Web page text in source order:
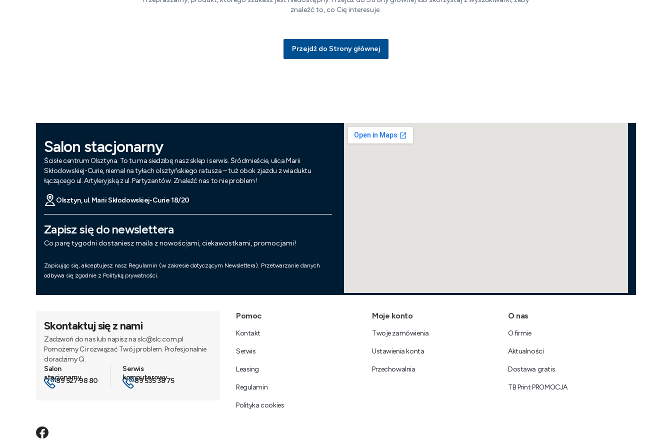
znaleźć to, co Cię interesuje.
Przejdź do Strony głównej
Salon stacjonarny
Ścisłe centrum Olsztyna. To tu ma siedzibę nasz sklep i serwis. Śródmieście, ulica Marii
Skłodowskiej-Curie, niemal na tyłach olsztyńskiego ratusza – tuż obok zjazdu z wiaduktu
łączącego ul. Artyleryjską z ul. Partyzantów. Znaleźć nas to nie problem!
Olsztyn, ul. Marii Skłodowskiej-Curie 18/20
Zapisz się do newslettera
Co parę tygodni dostaniesz maila z nowościami, ciekawostkami, promocjami!
Zapisując się, akceptujesz nasz Regulamin (w zakresie dotyczącym Newslettera). Przetwarzanie danych
odbywa się zgodnie z Polityką prywatności.
Skontaktuj się z nami
Zadzwoń do nas lub napisz na slc@slc.com.pl
Pomożemy Ci rozwiązać Twój problem. Profesjonalnie
doradzimy Ci.
89 527 98 80 89 535 38 75
Linki w stopce
Pomoc
Kontakt
Serwis
Leasing
Regulamin
Polityka cookies
Moje konto
Twoje zamówienia
Ustawienia konta
Przechowalnia
O nas
O firmie
Aktualności
Dostawa gratis
TB Print PROMOCJA